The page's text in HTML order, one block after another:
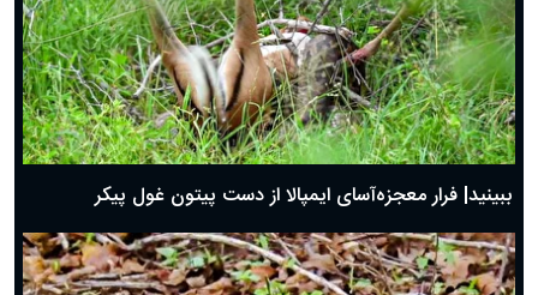
ببینید| فرار معجزه‌آسای ایمپالا از دست پیتون غول پیکر